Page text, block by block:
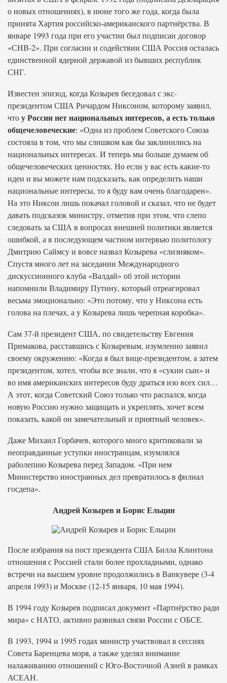
о новых отношениях), в июне того же года, когда была
принята Хартия российско-американского партнёрства. В
январе 1993 года при его участии был подписан договор
«СНВ-2». При согласии и содействии США Россия осталась
единственной ядерной державой из бывших республик
СНГ.
Известен эпизод, когда Козырев беседовал с экс-
президентом США Ричардом Никсоном, которому заявил,
чтоу России нет национальных интересов, а есть только
общечеловеческие: «Одна из проблем Советского Союза
состояла в том, что мы слишком как бы заклинились на
национальных интересах. И теперь мы больше думаем об
общечеловеческих ценностях. Но если у вас есть какие-то
идеи и вы можете нам подсказать, как определить наши
национальные интересы, то я буду вам очень благодарен».
На это Никсон лишь покачал головой и сказал, что не будет
давать подсказок министру, отметив при этом, что слепо
следовать за США в вопросах внешней политики является
ошибкой, а в последующем частном интервью политологу
Дмитрию Саймсу и вовсе назвал Козырева «слизняком».
Спустя много лет на заседании Международного
дискуссионного клуба «Валдай» об этой истории
напомнили Владимиру Путину, который отреагировал
весьма эмоционально: «Это потому, что у Никсона есть
голова на плечах, а у Козырева лишь черепная коробка».
Сам 37-й президент США, по свидетельству Евгения
Примакова, расставшись с Козыревым, изумленно заявил
своему окружению: «Когда я был вице-президентом, а затем
президентом, хотел, чтобы все знали, что я «сукин сын» и
во имя американских интересов буду драться изо всех сил…
А этот, когда Советский Союз только что распался, когда
новую Россию нужно защищать и укреплять, хочет всем
показать, какой он замечательный и приятный человек».
Даже Михаил Горбачев, которого много критиковали за
неоправданные уступки иностранцам, изумлялся
раболепию Козырева перед Западом. «При нем
Министерство иностранных дел превратилось в филиал
госдепа».
Андрей Козырев и Борис Ельцин
После избрания на пост президента США Билла Клинтона
отношения с Россией стали более прохладными, однако
встречи на высшем уровне продолжились в Ванкувере (3-4
апреля 1993) и Москве (12-15 января, 10 мая 1994).
В 1994 году Козырев подписал документ «Партнёрство ради
мира» с НАТО, активно развивал связи России с ОБСЕ.
В 1993, 1994 и 1995 годах министр участвовал в сессиях
Совета Баренцева моря, а также уделял внимание
налаживанию отношений с Юго-Восточной Азией в рамках
АСЕАН.